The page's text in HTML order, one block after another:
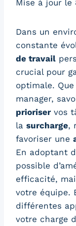
Mise à jour le
Dans un
constante
de travail
crucial pour
optimale.
manager,
prioriser vos
la surcharge,
favoriser une
En adoptant
possible
efficacité,
votre équipe.
différentes
votre charge